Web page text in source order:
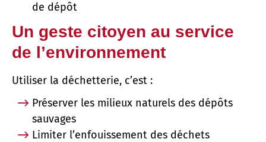
de dépôt
Un geste citoyen au service
de l’environnement
Utiliser la déchetterie, c’est :
Préserver les milieux naturels des dépôts
sauvages
Limiter l’enfouissement des déchets